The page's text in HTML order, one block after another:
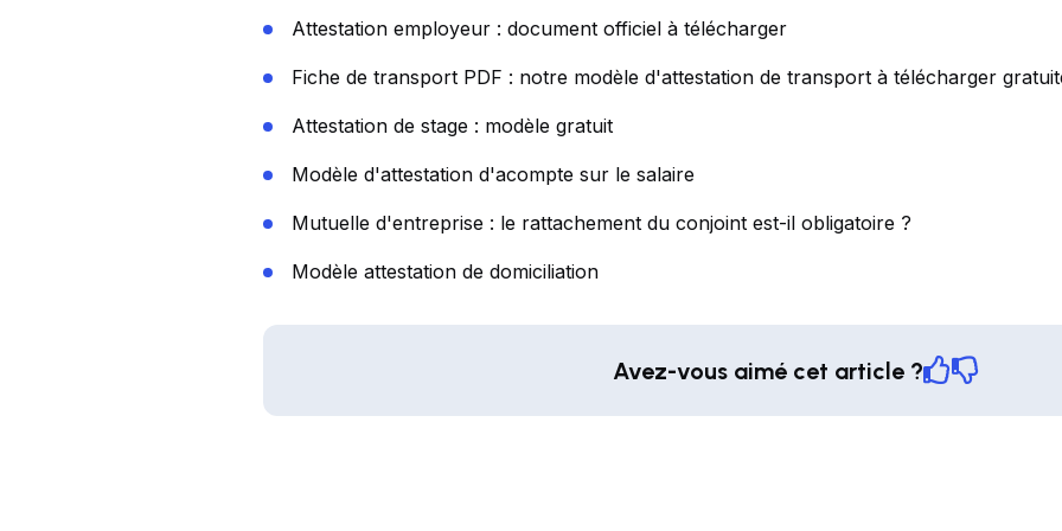
Attestation employeur : document officiel à télécharger
Fiche de transport PDF : notre modèle d'attestation de transport à télécharger
Attestation de stage : modèle gratuit
Modèle d'attestation d'acompte sur le salaire
Mutuelle d'entreprise : le rattachement du conjoint est-il obligatoire ?
Modèle attestation de domiciliation
Avez-vous aimé cet article ?